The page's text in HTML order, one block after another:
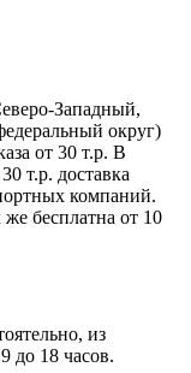
Западный,
округ)
от 30 т.р. В
т.р. доставка
компаний.
бесплатна от 10
из
до 18 часов.